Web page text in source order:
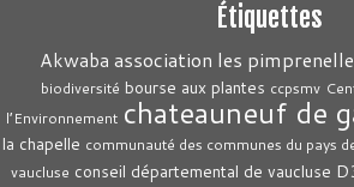
Étiquettes
Akwaba association les
biodiversité bourse aux plantes ccpsmv
l’Environnement chateauneuf de
la chapelle communauté des communes du pays
vaucluse conseil départemental de vaucluse